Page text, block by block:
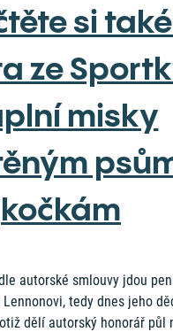
si
ze
misky
kočkám
autorské smlouvy jdou
tedy dnes jeho
dělí autorský honorář půl